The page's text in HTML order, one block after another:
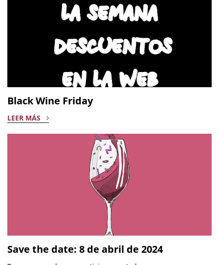
Black Wine Friday
LEER MÁS
Save the date: 8 de abril de 2024